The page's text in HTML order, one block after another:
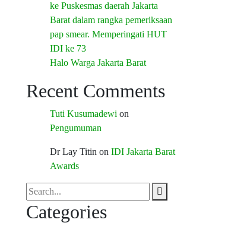
ke Puskesmas daerah Jakarta
Barat dalam rangka pemeriksaan
pap smear. Memperingati HUT
IDI ke 73
Halo Warga Jakarta Barat
Recent Comments
Tuti Kusumadewi on
Pengumuman
Dr Lay Titin on IDI Jakarta Barat
Awards
Categories